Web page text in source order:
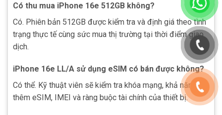
Có thu mua iPhone 16e 512GB không?
Có. Phiên bản 512GB được kiểm tra và định giá theo tình
trạng thực tế cùng sức mua thị trường tại thời điểm giao
dịch.
iPhone 16e LL/A sử dụng eSIM có bán được không?
Có thể. Kỹ thuật viên sẽ kiểm tra khóa mạng, khả năng
thêm eSIM, IMEI và ràng buộc tài chính của thiết bị.